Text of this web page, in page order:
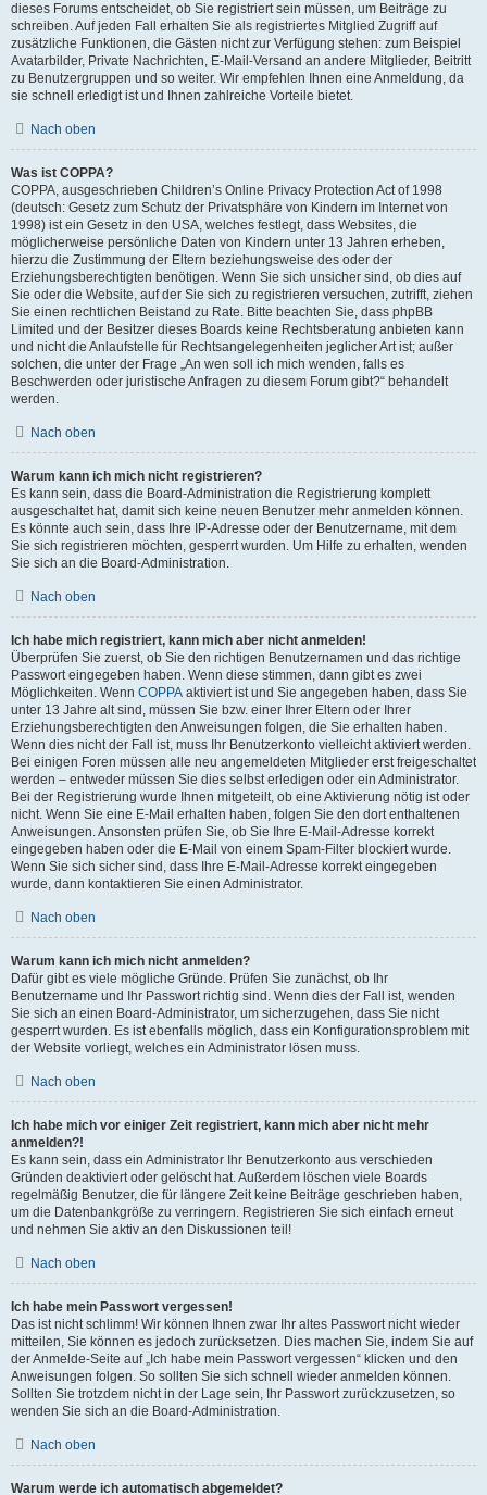
dieses Forums entscheidet, ob Sie registriert sein müssen, um Beiträge zu
schreiben. Auf jeden Fall erhalten Sie als registriertes Mitglied Zugriff auf
zusätzliche Funktionen, die Gästen nicht zur Verfügung stehen: zum Beispiel
Avatarbilder, Private Nachrichten, E-Mail-Versand an andere Mitglieder, Beitritt
zu Benutzergruppen und so weiter. Wir empfehlen Ihnen eine Anmeldung, da
sie schnell erledigt ist und Ihnen zahlreiche Vorteile bietet.
Nach oben
Was ist COPPA?
COPPA, ausgeschrieben Children’s Online Privacy Protection Act of 1998
(deutsch: Gesetz zum Schutz der Privatsphäre von Kindern im Internet von
1998) ist ein Gesetz in den USA, welches festlegt, dass Websites, die
möglicherweise persönliche Daten von Kindern unter 13 Jahren erheben,
hierzu die Zustimmung der Eltern beziehungsweise des oder der
Erziehungsberechtigten benötigen. Wenn Sie sich unsicher sind, ob dies auf
Sie oder die Website, auf der Sie sich zu registrieren versuchen, zutrifft, ziehen
Sie einen rechtlichen Beistand zu Rate. Bitte beachten Sie, dass phpBB
Limited und der Besitzer dieses Boards keine Rechtsberatung anbieten kann
und nicht die Anlaufstelle für Rechtsangelegenheiten jeglicher Art ist; außer
solchen, die unter der Frage „An wen soll ich mich wenden, falls es
Beschwerden oder juristische Anfragen zu diesem Forum gibt?“ behandelt
werden.
Nach oben
Warum kann ich mich nicht registrieren?
Es kann sein, dass die Board-Administration die Registrierung komplett
ausgeschaltet hat, damit sich keine neuen Benutzer mehr anmelden können.
Es könnte auch sein, dass Ihre IP-Adresse oder der Benutzername, mit dem
Sie sich registrieren möchten, gesperrt wurden. Um Hilfe zu erhalten, wenden
Sie sich an die Board-Administration.
Nach oben
Ich habe mich registriert, kann mich aber nicht anmelden!
Überprüfen Sie zuerst, ob Sie den richtigen Benutzernamen und das richtige
Passwort eingegeben haben. Wenn diese stimmen, dann gibt es zwei
Möglichkeiten. Wenn COPPA aktiviert ist und Sie angegeben haben, dass Sie
unter 13 Jahre alt sind, müssen Sie bzw. einer Ihrer Eltern oder Ihrer
Erziehungsberechtigten den Anweisungen folgen, die Sie erhalten haben.
Wenn dies nicht der Fall ist, muss Ihr Benutzerkonto vielleicht aktiviert werden.
Bei einigen Foren müssen alle neu angemeldeten Mitglieder erst freigeschaltet
werden – entweder müssen Sie dies selbst erledigen oder ein Administrator.
Bei der Registrierung wurde Ihnen mitgeteilt, ob eine Aktivierung nötig ist oder
nicht. Wenn Sie eine E-Mail erhalten haben, folgen Sie den dort enthaltenen
Anweisungen. Ansonsten prüfen Sie, ob Sie Ihre E-Mail-Adresse korrekt
eingegeben haben oder die E-Mail von einem Spam-Filter blockiert wurde.
Wenn Sie sich sicher sind, dass Ihre E-Mail-Adresse korrekt eingegeben
wurde, dann kontaktieren Sie einen Administrator.
Nach oben
Warum kann ich mich nicht anmelden?
Dafür gibt es viele mögliche Gründe. Prüfen Sie zunächst, ob Ihr
Benutzername und Ihr Passwort richtig sind. Wenn dies der Fall ist, wenden
Sie sich an einen Board-Administrator, um sicherzugehen, dass Sie nicht
gesperrt wurden. Es ist ebenfalls möglich, dass ein Konfigurationsproblem mit
der Website vorliegt, welches ein Administrator lösen muss.
Nach oben
Ich habe mich vor einiger Zeit registriert, kann mich aber nicht mehr
anmelden?!
Es kann sein, dass ein Administrator Ihr Benutzerkonto aus verschieden
Gründen deaktiviert oder gelöscht hat. Außerdem löschen viele Boards
regelmäßig Benutzer, die für längere Zeit keine Beiträge geschrieben haben,
um die Datenbankgröße zu verringern. Registrieren Sie sich einfach erneut
und nehmen Sie aktiv an den Diskussionen teil!
Nach oben
Ich habe mein Passwort vergessen!
Das ist nicht schlimm! Wir können Ihnen zwar Ihr altes Passwort nicht wieder
mitteilen, Sie können es jedoch zurücksetzen. Dies machen Sie, indem Sie auf
der Anmelde-Seite auf „Ich habe mein Passwort vergessen“ klicken und den
Anweisungen folgen. So sollten Sie sich schnell wieder anmelden können.
Sollten Sie trotzdem nicht in der Lage sein, Ihr Passwort zurückzusetzen, so
wenden Sie sich an die Board-Administration.
Nach oben
Warum werde ich automatisch abgemeldet?